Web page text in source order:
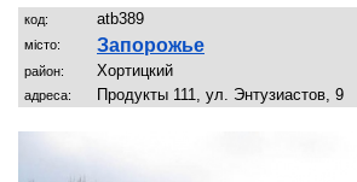
код: atb389
місто: Запорожье
район: Хортицкий
адреса: Продукты 111, ул. Энтузиастов, 9